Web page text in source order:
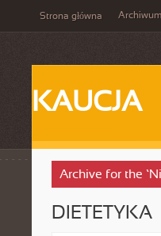
Strona główna Archiwum
KAUCJA
Archive for the
DIETETYKA